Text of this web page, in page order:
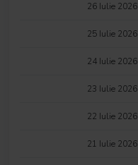
26 Iulie 2026
25 Iulie 2026
24 Iulie 2026
23 Iulie 2026
22 Iulie 2026
21 Iulie 2026